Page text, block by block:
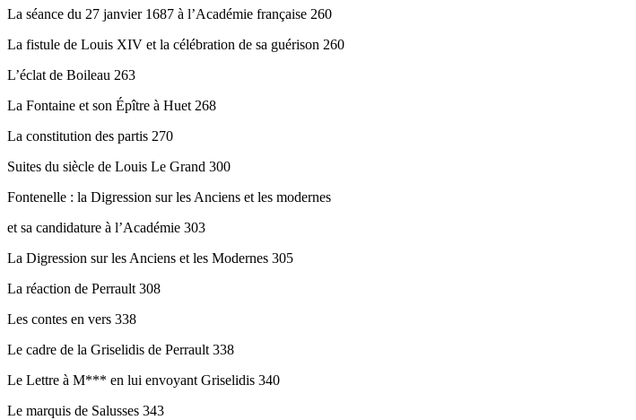
La séance du 27 janvier 1687 à l’Académie française 260
La fistule de Louis XIV et la célébration de sa guérison 260
L’éclat de Boileau 263
La Fontaine et son Épître à Huet 268
La constitution des partis 270
Suites du siècle de Louis Le Grand 300
Fontenelle : la Digression sur les Anciens et les modernes
et sa candidature à l’Académie 303
La Digression sur les Anciens et les Modernes 305
La réaction de Perrault 308
Les contes en vers 338
Le cadre de la Griselidis de Perrault 338
Le Lettre à M*** en lui envoyant Griselidis 340
Le marquis de Salusses 343